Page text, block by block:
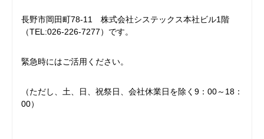
長野市岡田町78-11 株式会社システックス本社ビル1階
（TEL:026-226-7277）です。
緊急時にはご活用ください。
（ただし、土、日、祝祭日、会社休業日を除く9：00～18：
00）